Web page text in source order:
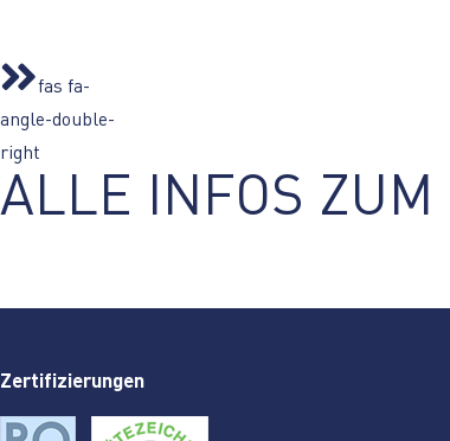
fas fa-
angle-double-
right
ALLE INFOS ZUM
Zertifizierungen